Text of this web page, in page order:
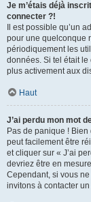
Je m’étais déjà
connecter ?!
Il est possible qu’un
pour une quelconque
périodiquement les
données. Si tel était
plus activement aux
Haut
J’ai perdu mon mot
Pas de panique !
peut facilement être
et cliquer sur « J’ai
devriez être en
Cependant, si vous
invitons à contacter